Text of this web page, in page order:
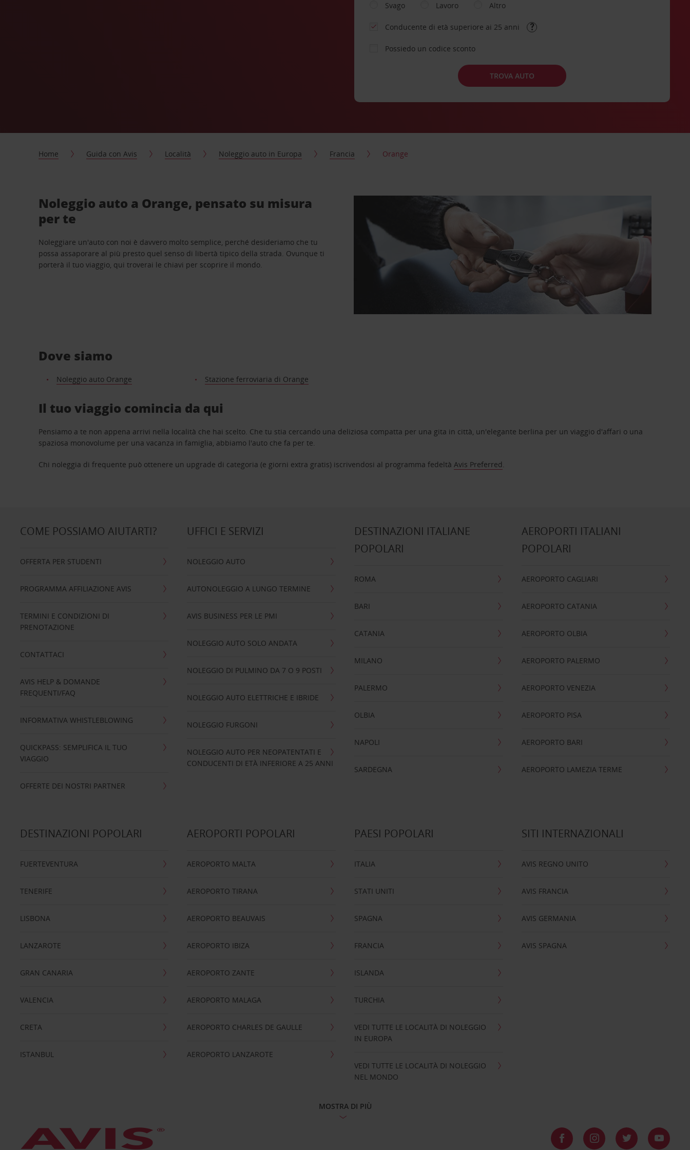
Svago
Lavoro Altro
Conducente di età superiore ai 25 anni
Possiedo un codice sconto
TROVA AUTO
Home Guida con Avis Località Noleggio auto in Europa Francia Orange
Noleggio auto a Orange, pensato su misura
per te
Noleggiare un'auto con noi è davvero molto semplice, perché desideriamo che tu
possa assaporare al più presto quel senso di libertà tipico della strada. Ovunque ti
porterà il tuo viaggio, qui troverai le chiavi per scoprire il mondo.
Dove siamo
Noleggio auto Orange Stazione ferroviaria di Orange
Il tuo viaggio comincia da qui
Pensiamo a te non appena arrivi nella località che hai scelto. Che tu stia cercando una deliziosa compatta per una gita in città, un'elegante berlina per un viaggio d'affari o una
spaziosa monovolume per una vacanza in famiglia, abbiamo l'auto che fa per te.
Chi noleggia di frequente può ottenere un upgrade di categoria (e giorni extra gratis) iscrivendosi al programma fedeltàAvis Preferred.
COME POSSIAMO AIUTARTI?
OFFERTA PER STUDENTI
PROGRAMMA AFFILIAZIONE AVIS
TERMINI E CONDIZIONI DI
PRENOTAZIONE
CONTATTACI
AVIS HELP & DOMANDE
FREQUENTI/FAQ
INFORMATIVA WHISTLEBLOWING
QUICKPASS: SEMPLIFICA IL TUO
VIAGGIO
OFFERTE DEI NOSTRI PARTNER
UFFICI E SERVIZI
NOLEGGIO AUTO
AUTONOLEGGIO A LUNGO TERMINE
AVIS BUSINESS PER LE PMI
NOLEGGIO AUTO SOLO ANDATA
NOLEGGIO DI PULMINO DA 7 O 9 POSTI
NOLEGGIO AUTO ELETTRICHE E IBRIDE
NOLEGGIO FURGONI
NOLEGGIO AUTO PER NEOPATENTATI E
CONDUCENTI DI ETÀ INFERIORE A 25 ANNI
DESTINAZIONI ITALIANE
POPOLARI
ROMA
BARI
CATANIA
MILANO
PALERMO
OLBIA
NAPOLI
SARDEGNA
AEROPORTI ITALIANI
POPOLARI
AEROPORTO CAGLIARI
AEROPORTO CATANIA
AEROPORTO OLBIA
AEROPORTO PALERMO
AEROPORTO VENEZIA
AEROPORTO PISA
AEROPORTO BARI
AEROPORTO LAMEZIA TERME
DESTINAZIONI POPOLARI
FUERTEVENTURA
TENERIFE
LISBONA
LANZAROTE
GRAN CANARIA
VALENCIA
CRETA
ISTANBUL
AEROPORTI POPOLARI
AEROPORTO MALTA
AEROPORTO TIRANA
AEROPORTO BEAUVAIS
AEROPORTO IBIZA
AEROPORTO ZANTE
AEROPORTO MALAGA
AEROPORTO CHARLES DE GAULLE
AEROPORTO LANZAROTE
PAESI POPOLARI
ITALIA
STATI UNITI
SPAGNA
FRANCIA
ISLANDA
TURCHIA
VEDI TUTTE LE LOCALITÀ DI NOLEGGIO
IN EUROPA
VEDI TUTTE LE LOCALITÀ DI NOLEGGIO
NEL MONDO
SITI INTERNAZIONALI
AVIS REGNO UNITO
AVIS FRANCIA
AVIS GERMANIA
AVIS SPAGNA
MOSTRA DI PIÙ